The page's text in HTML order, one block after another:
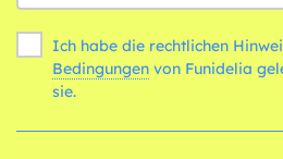
Ich habe die rechtlichen
Bedingungen
sie.